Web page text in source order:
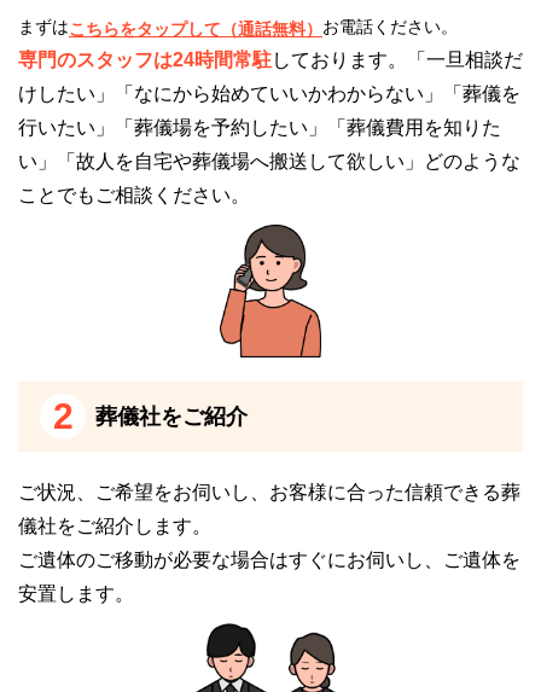
葬儀費用の負担を最小限におさえたい
ご家族だけでお見送りをしたい
セレモニーホール悠陽の詳細情報
セレモニーホール悠陽の詳細情報をご紹介いたしま
駐車場を完備しています
家族葬ホールは他の一般的な斎場よりも敷地が狭く、
セレモニーホール悠陽は、
駐車可能台数は、24台です。
駐車場自体は建物の前にございます。
施設の入口は車椅子対応となっており、車椅子の方も
駐車場から移動しやすくなっています。
セレモニーホール悠陽は、駐車場完備の式場を利用し
たい方におすすめです。
まずはこちらをタップして（通話無料） お電話ください。
専門のスタッフは24時間常駐しております。「一旦相談だ
けしたい」「なにから始めていいかわからない」「葬儀を
行いたい」「葬儀場を予約したい」「葬儀費用を知りた
い」「故人を自宅や葬儀場へ搬送して欲しい」どのような
ことでもご相談ください。
2 葬儀社をご紹介
ご状況、ご希望をお伺いし、お客様に合った信頼できる葬
儀社をご紹介します。
ご遺体のご移動が必要な場合はすぐにお伺いし、ご遺体を
安置します。